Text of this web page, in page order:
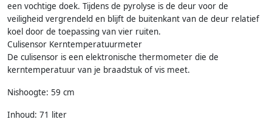
een vochtige doek. Tijdens de pyrolyse is de deur voor de
veiligheid vergrendeld en blijft de buitenkant van de deur relatief
koel door de toepassing van vier ruiten.
Culisensor Kerntemperatuurmeter
De culisensor is een elektronische thermometer die de
kerntemperatuur van je braadstuk of vis meet.
Nishoogte: 59 cm
Inhoud: 71 liter